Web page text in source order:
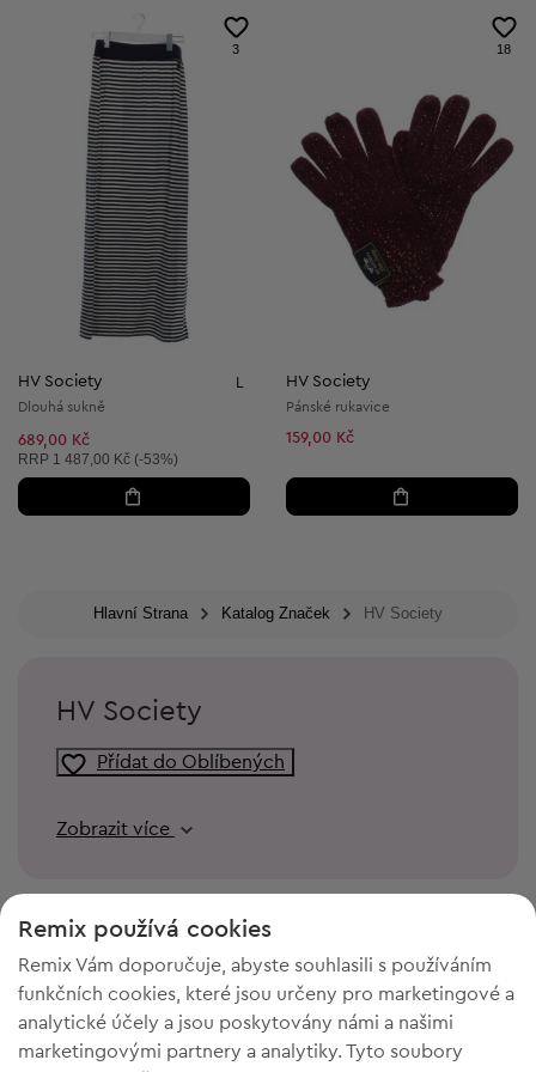
3
HV Society
Dlouhá sukně
689,00 Kč
Doporučená cena:
RRP 1 487,00 Kč (-53%)
18
HV Society
Pánské rukavice
159,00 Kč
Hlavní Strana Katalog Značek HV Society
HV Society
Přídat do Oblíbených
Zobrazit více
Remix používá cookies
Remix Vám doporučuje, abyste souhlasili s používáním
funkčních cookies, které jsou určeny pro marketingové a
analytické účely a jsou poskytovány námi a našimi
marketingovými partnery a analytiky. Tyto soubory